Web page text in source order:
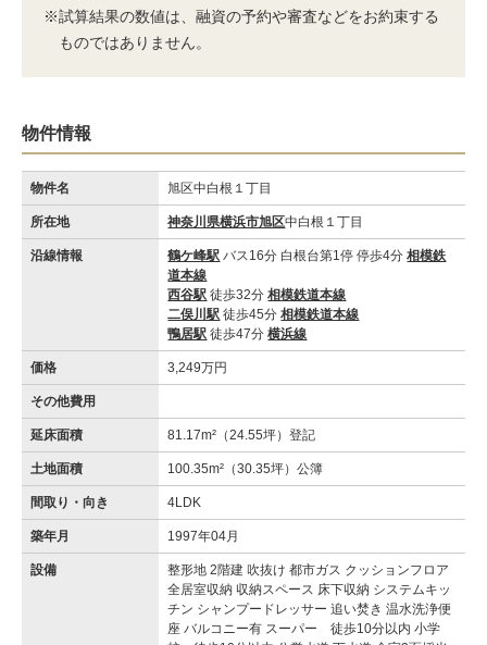
※試算結果の数値は、融資の予約や審査などをお約束する
ものではありません。
物件情報
物件名 旭区中白根１丁目
所在地 神奈川県横浜市旭区中白根１丁目
沿線情報 鶴ケ峰駅 バス16分 白根台第1停 停歩4分相模鉄
道本線
西谷駅 徒歩32分相模鉄道本線
二俣川駅 徒歩45分相模鉄道本線
鴨居駅 徒歩47分横浜線
価格 3,249万円
その他費用
延床面積 81.17m²（24.55坪）登記
土地面積 100.35m²（30.35坪）公簿
間取り・向き 4LDK
築年月 1997年04月
設備
整形地 2階建 吹抜け 都市ガス クッションフロア
全居室収納 収納スペース 床下収納 システムキッ
チン シャンプードレッサー 追い焚き 温水洗浄便
座 バルコニー有 スーパー 徒歩10分以内 小学